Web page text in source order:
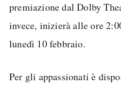
premiazione dal Dolby
invece, inizierà alle ore
lunedì 10 febbraio.
Per gli appassionati è